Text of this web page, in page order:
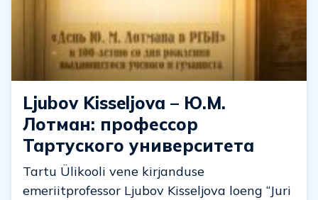
Ljubov Kisseljova – Ю.М.
Лотман: профессор
Тартуского университета
Tartu Ülikooli vene kirjanduse
emeriitprofessor Ljubov Kisseljova loeng “Juri